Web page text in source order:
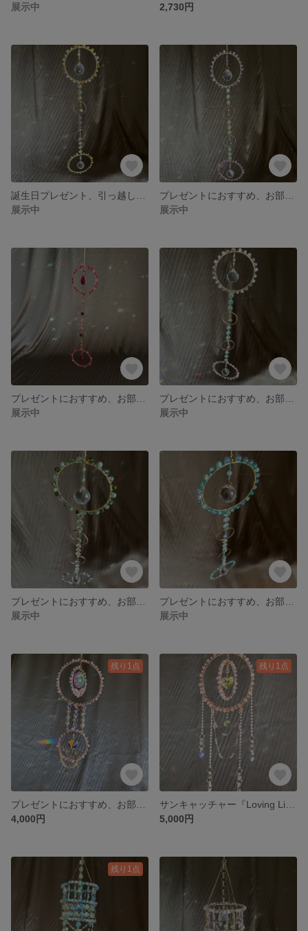
展示中
2,730円
展示中
展示中
展示中
展示中
展示中
展示中
残り1点
4,000円
残り1点
5,000円
残り1点